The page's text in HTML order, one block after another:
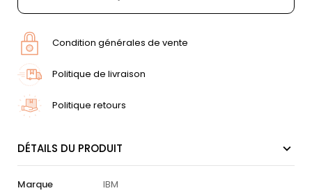
Condition générales de vente
Politique de livraison
Politique retours
DÉTAILS DU PRODUIT
Marque
IBM